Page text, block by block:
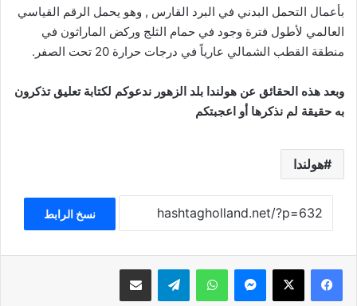
بأعمال التحمل البدني في البرد القارس , وهو يحمل الرقم القياسي
العالمي لأطول فترة وجود في حمام الثلج وركض الماراثون في
منطقة القطب الشمالي عارياً في درجات حرارة 20 تحت الصفر.
وبعد هذه الحقائق عن هولندا بلد الزهور ندعوكم لكتابة تعليق تذكرون
به حقيقة لم نذكرها أو اعجبتكم
هولندا
نسخ الرابط
فيسبوك ‫X ماسنجر واتساب تيلقرام مشاركة عبر البريد